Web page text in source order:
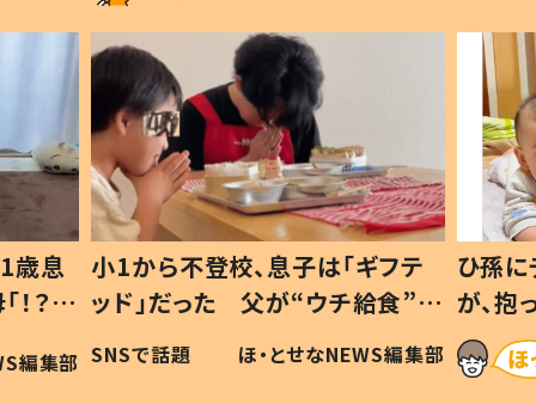
歳息
？」
編集部
小1から不登校、息子は「ギフテ
ッド」だった 父が“ウチ給食”を
作り続ける理由とは #令和の親
#令和の子
SNSで話題 ほ・とせなNEWS編集部
ひ孫
が、
「涙が
い」